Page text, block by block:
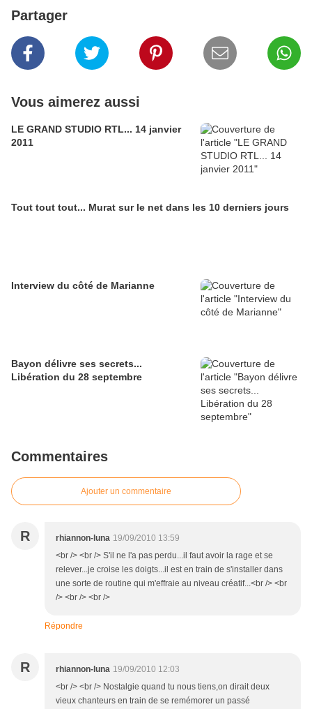
Partager
Vous aimerez aussi
LE GRAND STUDIO RTL... 14 janvier
2011
Tout tout tout... Murat sur le net dans les 10 derniers jours
Interview du côté de Marianne
Bayon délivre ses secrets...
Libération du 28 septembre
Commentaires
Ajouter un commentaire
R rhiannon-luna 19/09/2010 13:59
<br /> <br /> S'il ne l'a pas perdu...il faut avoir la rage et se
relever...je croise les doigts...il est en train de s'installer dans
une sorte de routine qui m'effraie au niveau créatif...<br /> <br
/> <br /> <br />
Répondre
R rhiannon-luna 19/09/2010 12:03
<br /> <br /> Nostalgie quand tu nous tiens,on dirait deux
vieux chanteurs en train de se remémorer un passé